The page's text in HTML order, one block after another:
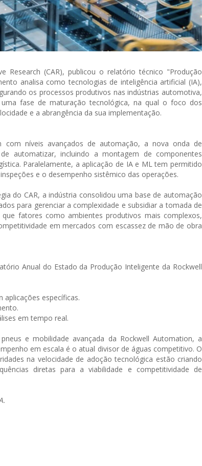
(CAR), publicou o relatório técnico "Produção
analisa como tecnologias de inteligência artificial (IA),
os processos produtivos nas indústrias automotiva,
fase de maturação tecnológica, na qual o foco dos
e a abrangência da sua implementação.
níveis avançados de automação, a nova onda de
automatizar, incluindo a montagem de componentes
Paralelamente, a aplicação de IA e ML tem permitido
e o desempenho sistêmico das operações.
do CAR, a indústria consolidou uma base de automação
para gerenciar a complexidade e subsidiar a tomada de
fatores como ambientes produtivos mais complexos,
em mercados com escassez de mão de obra
Anual do Estado da Produção Inteligente da Rockwell
aplicações específicas.
em tempo real.
e mobilidade avançada da Rockwell Automation, a
em escala é o atual divisor de águas competitivo. O
na velocidade de adoção tecnológica estão criando
diretas para a viabilidade e competitividade de